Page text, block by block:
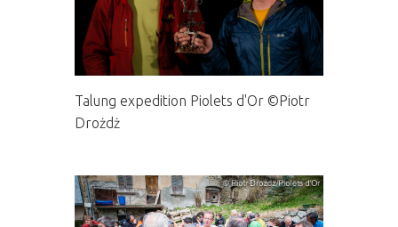
Talung expedition Piolets d'Or ©Piotr
Drożdż